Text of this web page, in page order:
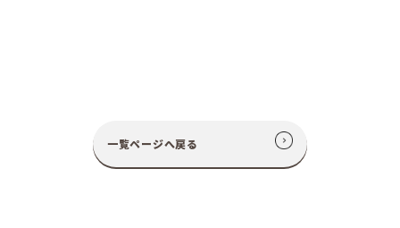
一覧ページへ戻る